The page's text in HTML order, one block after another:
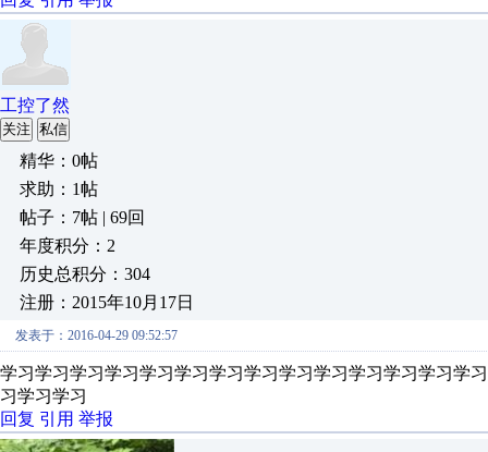
工控了然
关注 私信
精华：0帖
求助：1帖
帖子：7帖 | 69回
年度积分：2
历史总积分：304
注册：2015年10月17日
发表于：2016-04-29 09:52:57
学习学习学习学习学习学习学习学习学习学习学习学习学习学
习学习学习
回复 引用 举报